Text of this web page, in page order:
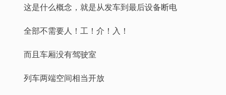
这是什么概念，就是从发车到最后设备断电
全部不需要人！工！介！入！
而且车厢没有驾驶室
列车两端空间相当开放